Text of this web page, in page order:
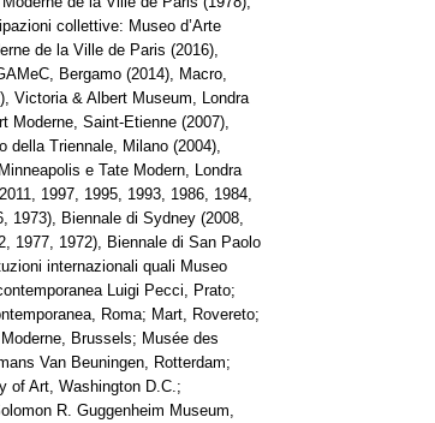
collettive: Museo d’Arte
de la Ville de Paris (2016),
Bergamo (2014), Macro,
Victoria & Albert Museum, Londra
Moderne, Saint-Etienne (2007),
della Triennale, Milano (2004),
e Tate Modern, Londra
1997, 1995, 1993, 1986, 1984,
1973), Biennale di Sydney (2008,
1977, 1972), Biennale di San Paolo
internazionali quali Museo
Luigi Pecci, Prato;
Roma; Mart, Rovereto;
Brussels; Musée des
Van Beuningen, Rotterdam;
of Art, Washington D.C.;
R. Guggenheim Museum,